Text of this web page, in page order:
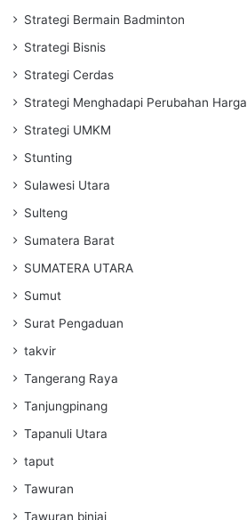
Strategi Bermain Badminton
Strategi Bisnis
Strategi Cerdas
Strategi Menghadapi Perubahan Harga
Strategi UMKM
Stunting
Sulawesi Utara
Sulteng
Sumatera Barat
SUMATERA UTARA
Sumut
Surat Pengaduan
takvir
Tangerang Raya
Tanjungpinang
Tapanuli Utara
taput
Tawuran
Tawuran binjai